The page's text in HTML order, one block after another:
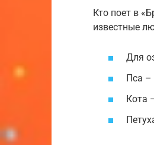
Кто поет в
известные
Для
Пса –
Кота